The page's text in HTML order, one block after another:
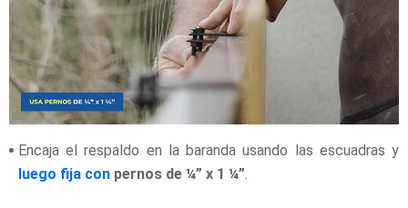
Encaja el respaldo en la baranda usando las escuadras y
luego fija con pernos de ¼” x 1 ¼”